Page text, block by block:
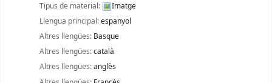
Tipus de material:
Imatge
Llengua principal:espanyol
Altres llengües: Basque
Altres llengües:català
Altres llengües:anglès